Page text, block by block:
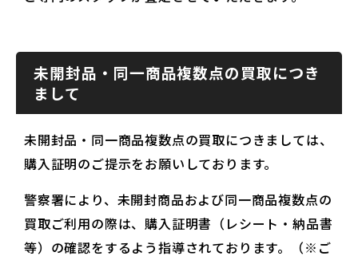
未開封品・同一商品複数点の買取につき
まして
未開封品・同一商品複数点の買取につきましては、
購入証明のご提示をお願いしております。
警察署により、未開封商品および同一商品複数点の
買取ご利用の際は、購入証明書（レシート・納品書
等）の確認をするよう指導されております。（※ご